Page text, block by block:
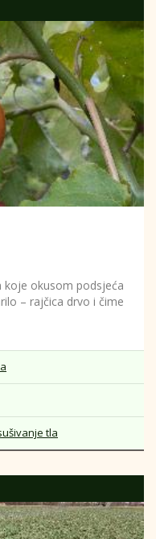
koje okusom podsjeća
– rajčica drvo i čime
tla